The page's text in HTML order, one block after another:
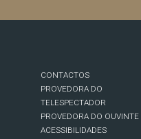
CONTACTOS
PROVEDORA DO
TELESPECTADOR
PROVEDORA DO OUVINTE
ACESSIBILIDADES